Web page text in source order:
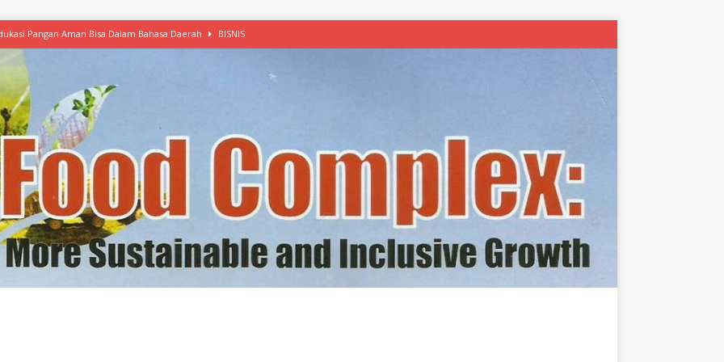
Pangan Aman Bisa Dalam Bahasa Daerah BISNIS
Mulai Ekspansi, IKEA dan MSC Dukung Seafood Berkelanjutan
Free Versi Healthy Choice, Tepung Talas Kimpul Pilihan Menu Sehat
Latih Olah Singkong, KKN Universitas Lampung Kenalkan Sosmocaf
Makanan dengan McCormick, Ciptakan Raksasa Rp1.100 Triliun